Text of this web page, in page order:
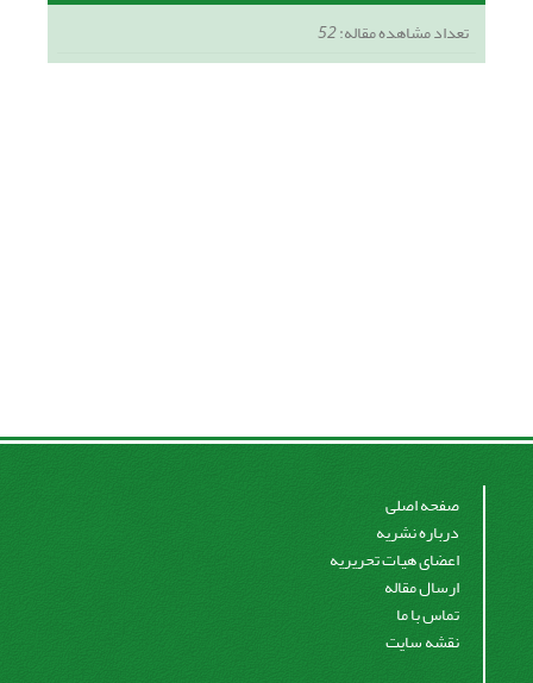
تعداد مشاهده مقاله:52
صفحه اصلی
درباره نشریه
اعضای هیات تحریریه
ارسال مقاله
تماس با ما
نقشه سایت